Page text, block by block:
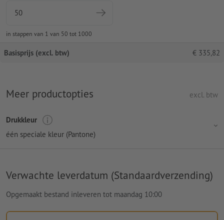
in stappen van 1 van 50 tot 1000
Basisprijs (excl. btw) € 335,82
Meer productopties excl. btw
Drukkleur
één speciale kleur (Pantone)
Verwachte leverdatum (Standaardverzending)
Opgemaakt bestand inleveren tot maandag 10:00